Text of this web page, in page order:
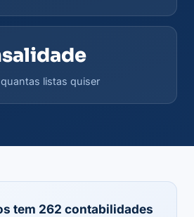
listas quiser
tem 262 contabilidades